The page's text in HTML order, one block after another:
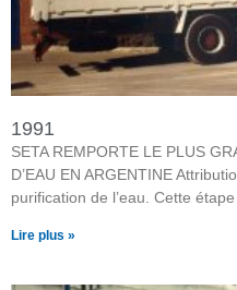
1991
SETA REMPORTE LE PLUS
D’EAU EN ARGENTINE
purification de l’eau. Cette
Lire plus »